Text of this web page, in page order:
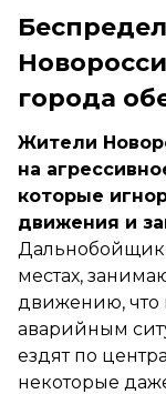
города
Жители
на
которые
движения и
местах,
движению, что
аварийным
ездят по
некоторые